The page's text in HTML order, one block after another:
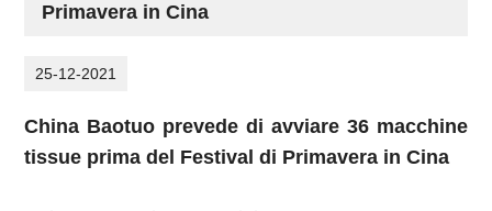
Primavera in Cina
25-12-2021
China Baotuo prevede di avviare 36 macchine
tissue prima del Festival di Primavera in Cina